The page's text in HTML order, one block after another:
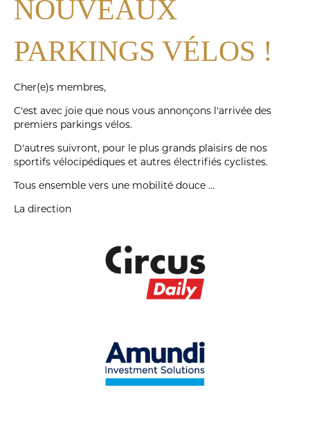
NOUVEAUX
PARKINGS VÉLOS !
Cher(e)s membres,
C'est avec joie que nous vous annonçons l'arrivée des
premiers parkings vélos.
D'autres suivront, pour le plus grands plaisirs de nos
sportifs vélocipédiques et autres électrifiés cyclistes.
Tous ensemble vers une mobilité douce ...
La direction